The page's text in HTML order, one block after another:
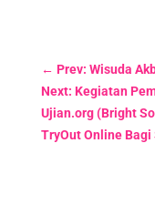
← Prev: Wisuda
Next: Kegiatan
Ujian.org (Bright
TryOut Online Bagi